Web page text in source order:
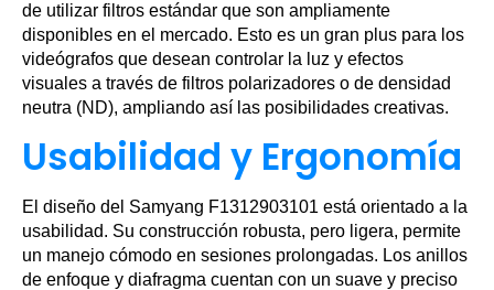
de utilizar filtros estándar que son ampliamente
disponibles en el mercado. Esto es un gran plus para los
videógrafos que desean controlar la luz y efectos
visuales a través de filtros polarizadores o de densidad
neutra (ND), ampliando así las posibilidades creativas.
Usabilidad y Ergonomía
El diseño del Samyang F1312903101 está orientado a la
usabilidad. Su construcción robusta, pero ligera, permite
un manejo cómodo en sesiones prolongadas. Los anillos
de enfoque y diafragma cuentan con un suave y preciso